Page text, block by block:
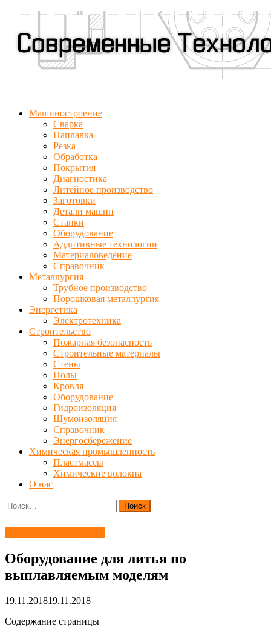
Машиностроение
Сварка
Наплавка
Резка
Обработка
Покрытия
Диагностика
Литейное производство
Заготовки
Детали машин
Станки
Оборудование
Аддитивные технологии
Материаловедение
Справочник
Металлургия
Трубное производство
Порошковая металлургия
Энергетика
Электротехника
Строительство
Пожарная безопасность
Строительные материалы
Стены
Полы
Кровля
Оборудование
Гидроизоляция
Шумоизоляция
Справочник
Энергосбережение
Химическая промышленность
Пластмассы
Химические волокна
О нас
Найти:
Оборудование для литья по
выплавляемым моделям
19.11.201819.11.2018
Содержание страницы